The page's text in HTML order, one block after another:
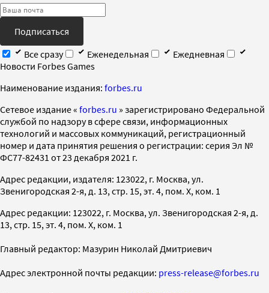
Подписаться
Все сразу
Еженедельная
Ежедневная
Новости Forbes Games
Наименование издания: forbes.ru
Cетевое издание « forbes.ru » зарегистрировано Федеральной
службой по надзору в сфере связи, информационных
технологий и массовых коммуникаций, регистрационный
номер и дата принятия решения о регистрации: серия Эл №
ФС77-82431 от 23 декабря 2021 г.
Адрес редакции, издателя: 123022, г. Москва, ул.
Звенигородская 2-я, д. 13, стр. 15, эт. 4, пом. X, ком. 1
Адрес редакции: 123022, г. Москва, ул. Звенигородская 2-я, д.
13, стр. 15, эт. 4, пом. X, ком. 1
Главный редактор: Мазурин Николай Дмитриевич
Адрес электронной почты редакции: press-release@forbes.ru